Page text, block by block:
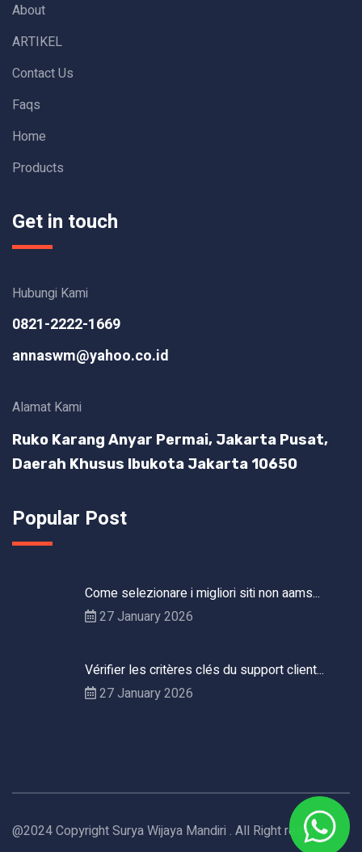
About
ARTIKEL
Contact Us
Faqs
Home
Products
Get in touch
Hubungi Kami
0821-2222-1669
annaswm@yahoo.co.id
Alamat Kami
Ruko Karang Anyar Permai, Jakarta Pusat,
Daerah Khusus Ibukota Jakarta 10650
Popular Post
Come selezionare i migliori siti non aams...
27 January 2026
Vérifier les critères clés du support client...
27 January 2026
@2024 Copyright Surya Wijaya Mandiri . All Right reserved.